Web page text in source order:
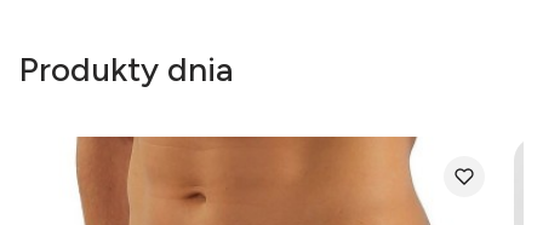
Produkty dnia